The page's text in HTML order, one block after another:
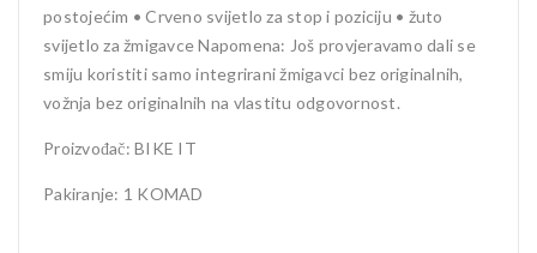
postojećim • Crveno svijetlo za stop i poziciju • žuto
svijetlo za žmigavce Napomena: Još provjeravamo dali se
smiju koristiti samo integrirani žmigavci bez originalnih,
vožnja bez originalnih na vlastitu odgovornost.
Proizvođač: BIKE IT
Pakiranje: 1 KOMAD